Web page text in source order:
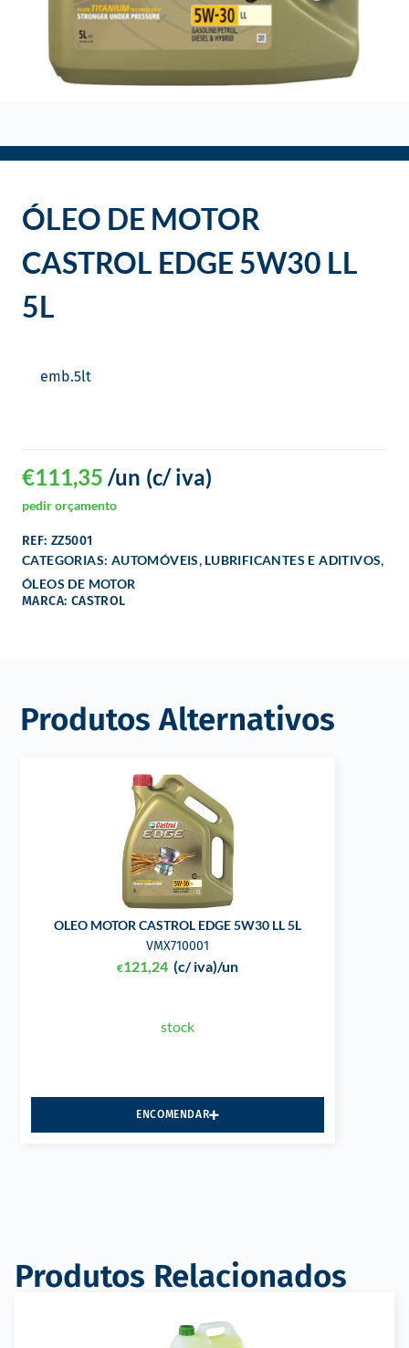
ÓLEO DE MOTOR
CASTROL EDGE 5W30 LL
5L
emb.5lt
€111,35 (c/ iva)
/un
pedir orçamento
REF: ZZ5001
CATEGORIAS: AUTOMÓVEIS, LUBRIFICANTES E ADITIVOS,
ÓLEOS DE MOTOR
MARCA: CASTROL
Produtos Alternativos
OLEO MOTOR CASTROL EDGE 5W30 LL 5L
VMX710001
€121,24 (c/ iva)/un
stock
ENCOMENDAR
Produtos Relacionados